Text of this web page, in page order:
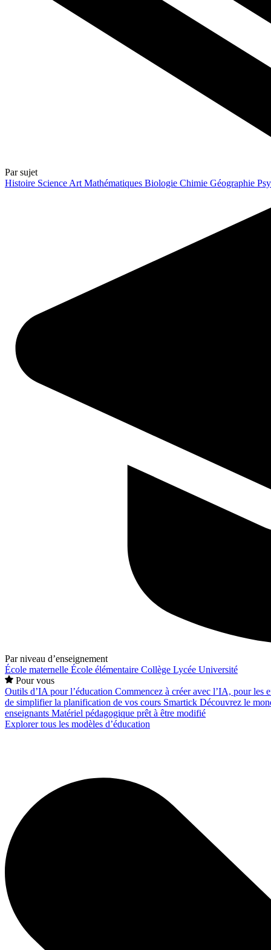
Par sujet
Histoire Science Art Mathématiques Biologie Chimie Géographie
Par niveau d’enseignement
École maternelle École élémentaire Collège Lycée Université
Pour vous
Outils d’IA pour l’éducation Commencez à créer avec l’IA, pour les
de simplifier la planification de vos cours Smartick Découvrez le
enseignants Matériel pédagogique prêt à être modifié
Explorer tous les modèles d’éducation